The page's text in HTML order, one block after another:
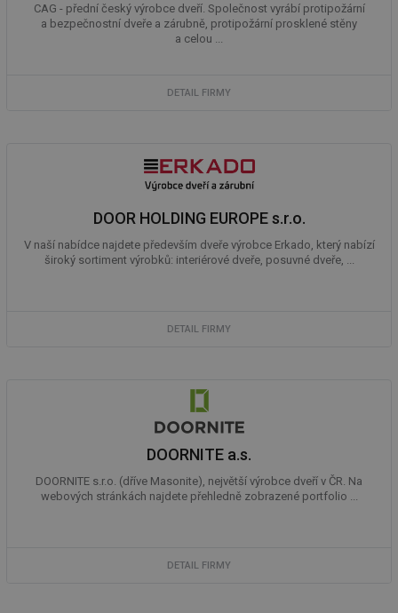
CAG - přední český výrobce dveří. Společnost vyrábí protipožární
a bezpečnostní dveře a zárubně, protipožární prosklené stěny
a celou ...
DETAIL FIRMY
DOOR HOLDING EUROPE s.r.o.
V naší nabídce najdete především dveře výrobce Erkado, který nabízí
široký sortiment výrobků: interiérové dveře, posuvné dveře, ...
DETAIL FIRMY
DOORNITE a.s.
DOORNITE s.r.o. (dříve Masonite), největší výrobce dveří v ČR. Na
webových stránkách najdete přehledně zobrazené portfolio ...
DETAIL FIRMY